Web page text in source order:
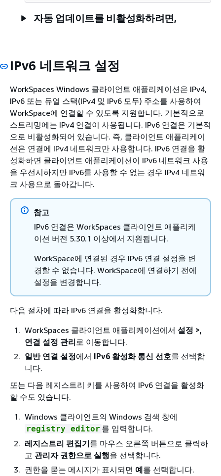
자동 업데이트를 비활성화하려면,
IPv6 네트워크 설정
WorkSpaces Windows 클라이언트 애플리케이션은 IPv4,
IPv6 또는 듀얼 스택(IPv4 및 IPv6 모두) 주소를 사용하여
WorkSpace에 연결할 수 있도록 지원합니다. 기본적으로
스트리밍에는 IPv4 연결이 사용됩니다. IPv6 연결은 기본적
으로 비활성화되어 있습니다. 즉, 클라이언트 애플리케이
션은 연결에 IPv4 네트워크만 사용합니다. IPv6 연결을 활
성화하면 클라이언트 애플리케이션이 IPv6 네트워크 사용
을 우선시하지만 IPv6를 사용할 수 없는 경우 IPv4 네트워
크 사용으로 돌아갑니다.
참고
IPv6 연결은 WorkSpaces 클라이언트 애플리케
이션 버전 5.30.1 이상에서 지원됩니다.
WorkSpace에 연결된 경우 IPv6 연결 설정을 변
경할 수 없습니다. WorkSpace에 연결하기 전에
설정을 변경합니다.
다음 절차에 따라 IPv6 연결을 활성화합니다.
WorkSpaces 클라이언트 애플리케이션에서 설정 >,
연결 설정 관리 로 이동합니다.
일반 연결 설정에서 IPv6 활성화 통신 선호를 선택합
니다.
또는 다음 레지스트리 키를 사용하여 IPv6 연결을 활성화
할 수도 있습니다.
Windows 클라이언트의 Windows 검색 창에
registry editor 를 입력합니다.
레지스트리 편집기를 마우스 오른쪽 버튼으로 클릭하
고 관리자 권한으로 실행을 선택합니다.
권한을 묻는 메시지가 표시되면 예를 선택합니다.